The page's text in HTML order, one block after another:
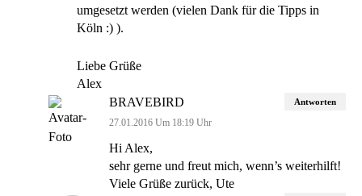
umgesetzt werden (vielen Dank für die Tipps in
Köln :) ).
Liebe Grüße
Alex
BRAVEBIRD
27.01.2016 Um 18:19 Uhr
Hi Alex,
sehr gerne und freut mich, wenn’s weiterhilft!
Viele Grüße zurück, Ute
Antworten